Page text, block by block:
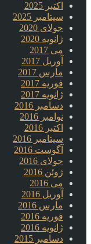
اکتبر 2025
سپتامبر 2025
جولای 2020
ژانویه 2020
می 2017
آوریل 2017
مارس 2017
فوریه 2017
ژانویه 2017
دسامبر 2016
نوامبر 2016
اکتبر 2016
سپتامبر 2016
آگوست 2016
جولای 2016
ژوئن 2016
می 2016
آوریل 2016
مارس 2016
فوریه 2016
ژانویه 2016
دسامبر 2015